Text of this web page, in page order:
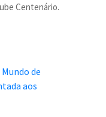
Centenário.